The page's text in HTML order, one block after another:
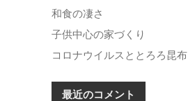
和食の凄さ
子供中心の家づくり
コロナウイルスととろろ昆布
最近のコメント